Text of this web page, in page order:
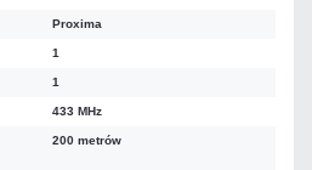
Proxima
1
1
433 MHz
200 metrów